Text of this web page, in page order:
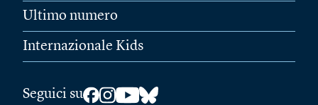
Ultimo numero
Internazionale Kids
Seguici su